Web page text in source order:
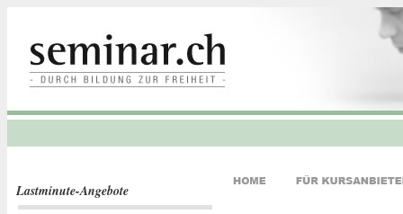
Lastminute-Angebote